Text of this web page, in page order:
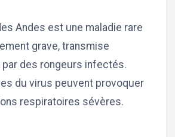
Andes est une maladie rare
grave, transmise
des rongeurs infectés.
du virus peuvent provoquer
respiratoires sévères.